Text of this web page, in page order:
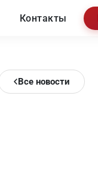
Контакты
Все новости